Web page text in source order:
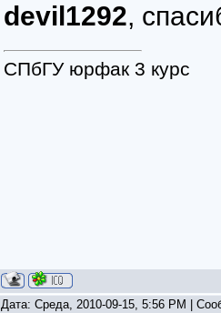
devil1292,
СПбГУ юрфак 3 курс
Дата: Среда, 2010-09-15, 5:56 PM |